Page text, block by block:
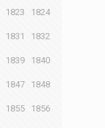
1823 1824
1831 1832
1839 1840
1847 1848
1855 1856